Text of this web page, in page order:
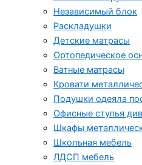
Независимый блок
Раскладушки
Детские матрасы
Ортопедическое
Ватные матрасы
Кровати
Подушки одеяла
Офисные стулья
Шкафы
Школьная мебель
ЛДСП мебель